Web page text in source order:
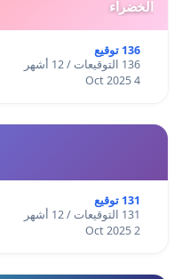
الخضراء
136 توقيع
136 التوقيعات / 12 أشهر
4 Oct 2025
131 توقيع
131 التوقيعات / 12 أشهر
2 Oct 2025